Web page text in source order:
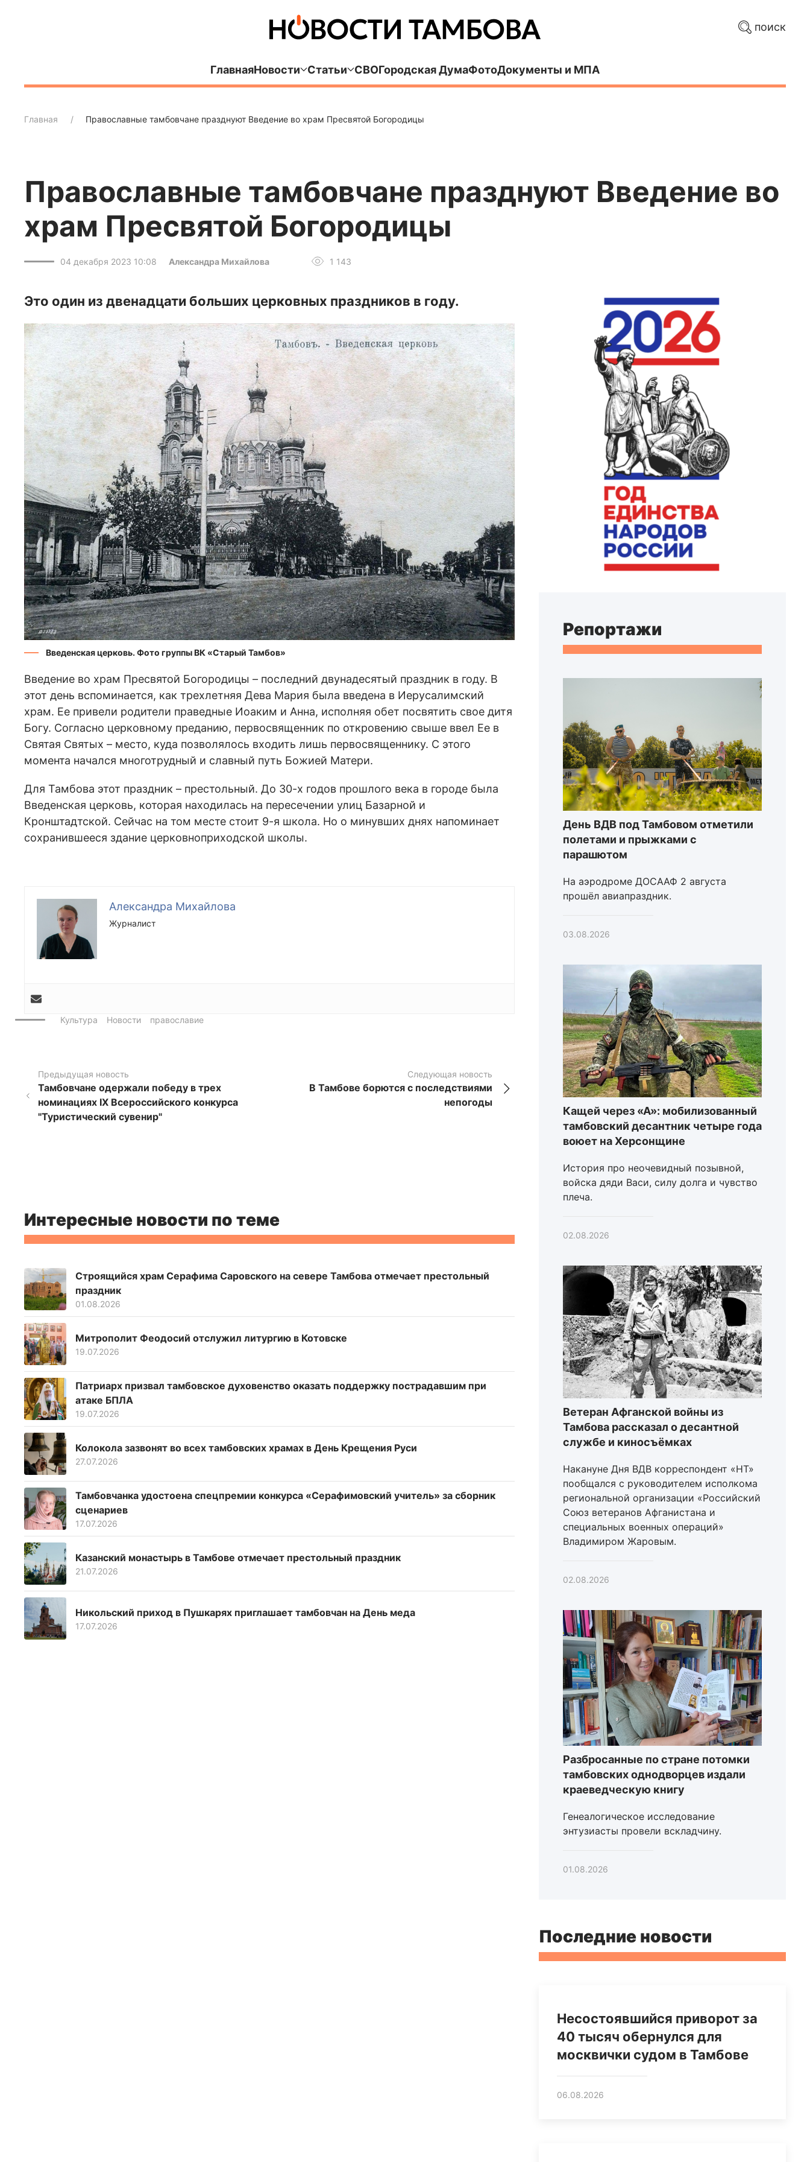
поиск
ГлавнаяНовости Статьи СВОГородская ДумаФотоДокументы и МПА
Главная Православные тамбовчане празднуют Введение во храм Пресвятой Богородицы
Православные тамбовчане празднуют Введение во
храм Пресвятой Богородицы
04 декабря 2023 10:08 Александра Михайлова 1 143
Это один из двенадцати больших церковных праздников в году.
Введенская церковь. Фото группы ВК «Старый Тамбов»
Введение во храм Пресвятой Богородицы – последний двунадесятый праздник в году. В
этот день вспоминается, как трехлетняя Дева Мария была введена в Иерусалимский
храм. Ее привели родители праведные Иоаким и Анна, исполняя обет посвятить свое дитя
Богу. Согласно церковному преданию, первосвященник по откровению свыше ввел Ее в
Святая Святых – место, куда позволялось входить лишь первосвященнику. С этого
момента начался многотрудный и славный путь Божией Матери.
Для Тамбова этот праздник – престольный. До 30-х годов прошлого века в городе была
Введенская церковь, которая находилась на пересечении улиц Базарной и
Кронштадтской. Сейчас на том месте стоит 9-я школа. Но о минувших днях напоминает
сохранившееся здание церковноприходской школы.
Александра Михайлова
Журналист
Культура Новости православие
Предыдущая новость
Тамбовчане одержали победу в трех
номинациях IX Всероссийского конкурса
"Туристический сувенир"
Следующая новость
В Тамбове борются с последствиями
непогоды
Интересные новости по теме
Строящийся храм Серафима Саровского на севере Тамбова отмечает престольный
праздник
01.08.2026
Митрополит Феодосий отслужил литургию в Котовске
19.07.2026
Патриарх призвал тамбовское духовенство оказать поддержку пострадавшим при
атаке БПЛА
19.07.2026
Колокола зазвонят во всех тамбовских храмах в День Крещения Руси
27.07.2026
Тамбовчанка удостоена спецпремии конкурса «Серафимовский учитель» за сборник
сценариев
17.07.2026
Казанский монастырь в Тамбове отмечает престольный праздник
21.07.2026
Никольский приход в Пушкарях приглашает тамбовчан на День меда
17.07.2026
Репортажи
День ВДВ под Тамбовом отметили
полетами и прыжками с
парашютом
На аэродроме ДОСААФ 2 августа
прошёл авиапраздник.
03.08.2026
Кащей через «А»: мобилизованный
тамбовский десантник четыре года
воюет на Херсонщине
История про неочевидный позывной,
войска дяди Васи, силу долга и чувство
плеча.
02.08.2026
Ветеран Афганской войны из
Тамбова рассказал о десантной
службе и киносъёмках
Накануне Дня ВДВ корреспондент «НТ»
пообщался с руководителем исполкома
региональной организации «Российский
Союз ветеранов Афганистана и
специальных военных операций»
Владимиром Жаровым.
02.08.2026
Разбросанные по стране потомки
тамбовских однодворцев издали
краеведческую книгу
Генеалогическое исследование
энтузиасты провели вскладчину.
01.08.2026
Последние новости
Несостоявшийся приворот за
40 тысяч обернулся для
москвички судом в Тамбове
06.08.2026